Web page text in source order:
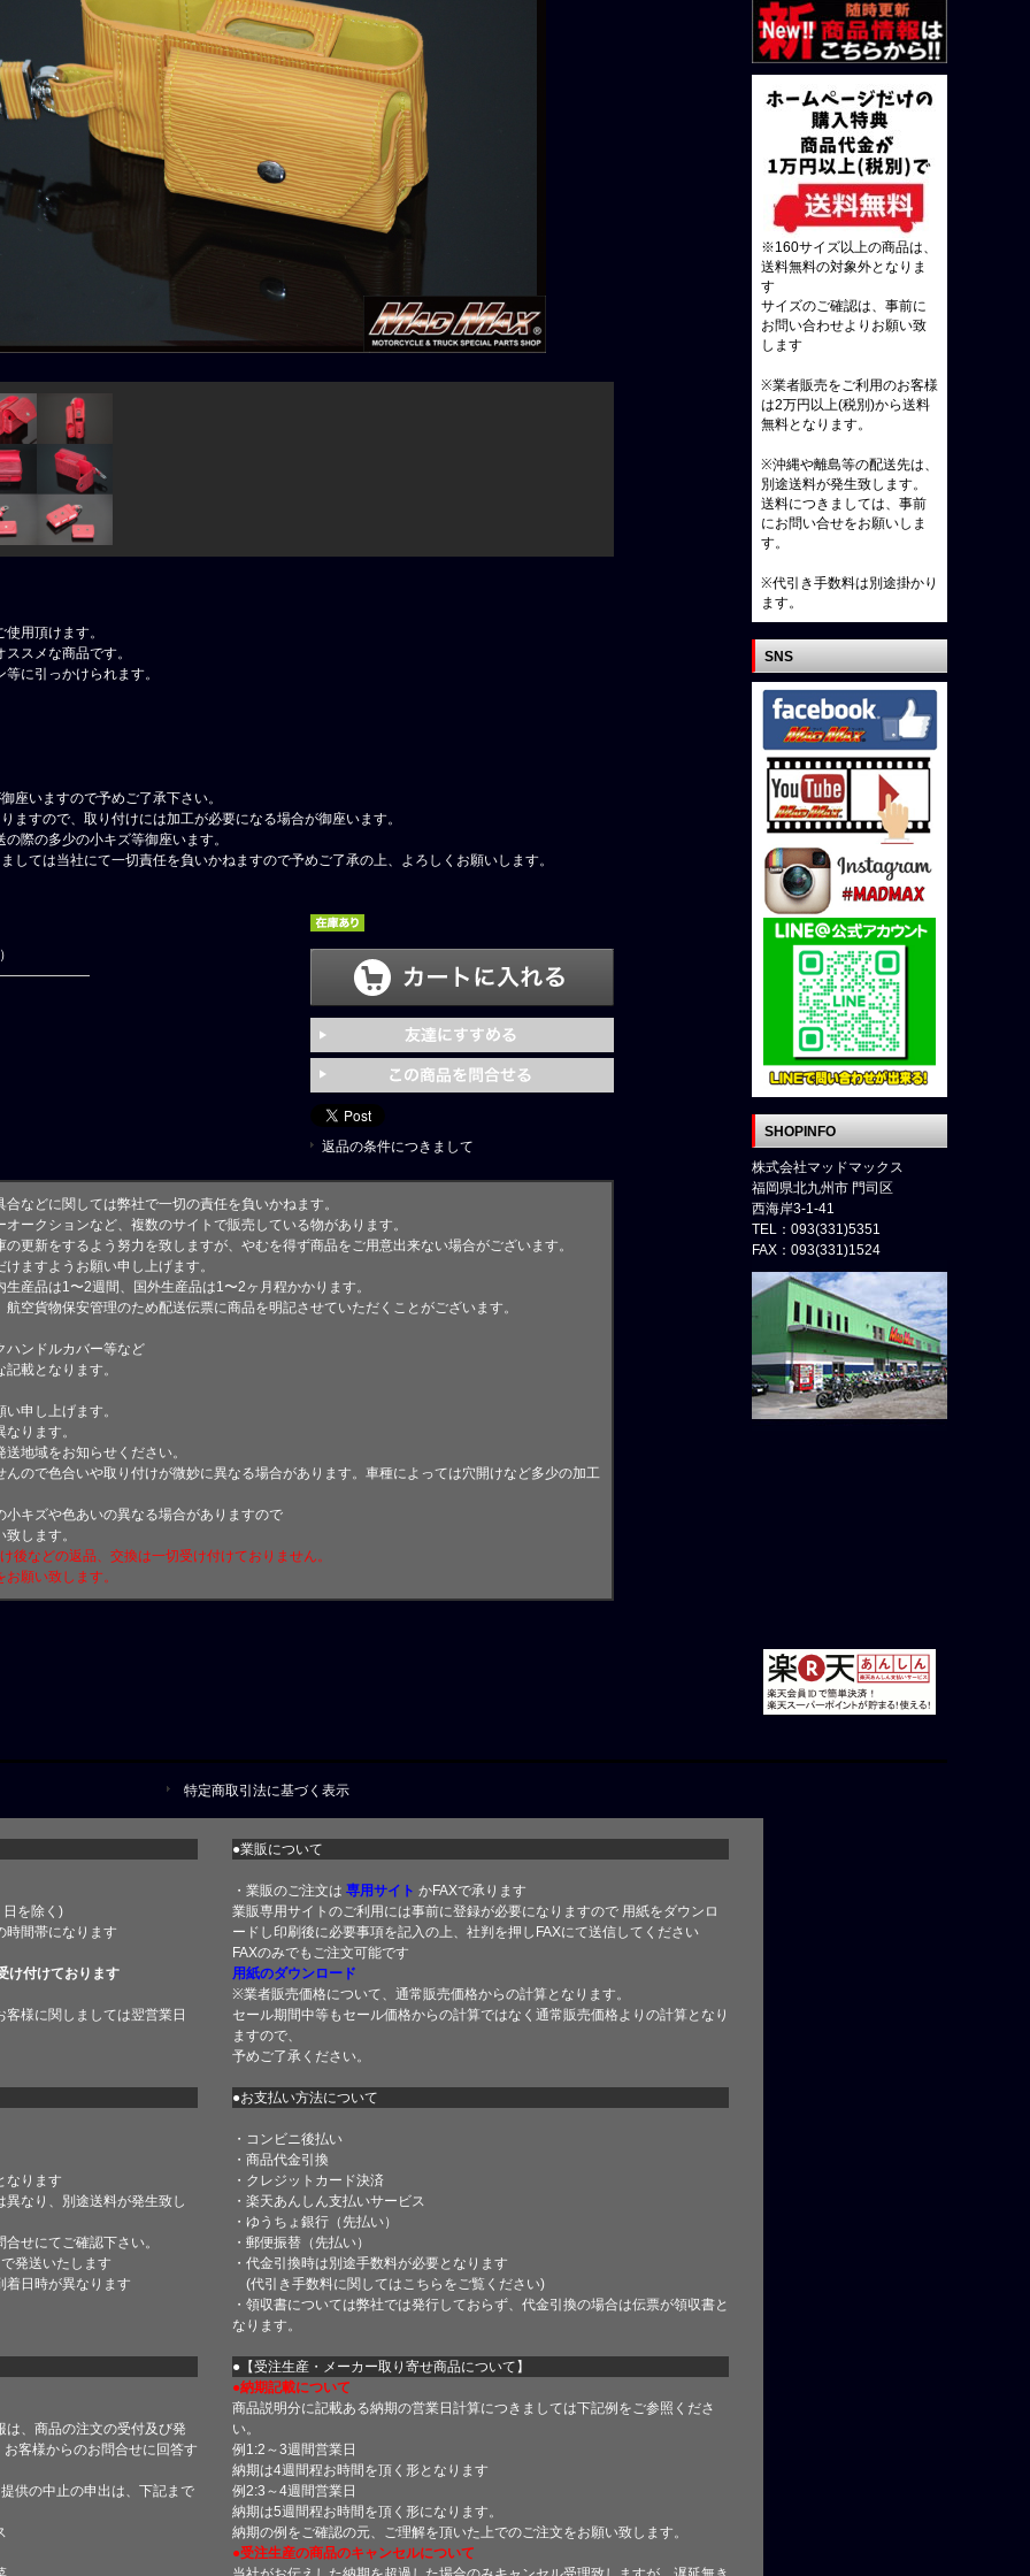
用頂けます。
スメな商品です。
に引っかけられます。
座いますので予めご了承下さい。
ますので、取り付けには加工が必要になる場合が御座います。
際の多少の小キズ等御座います。
しては当社にて一切責任を負いかねますので予めご了承の上、よろしくお願いします。
返品の条件につきまして
などに関しては弊社で一切の責任を負いかねます。
ークションなど、複数のサイトで販売している物があります。
更新をするよう努力を致しますが、やむを得ず商品をご用意出来ない場合がございます。
ますようお願い申し上げます。
産品は1〜2週間、国外生産品は1〜2ヶ月程かかります。
空貨物保安管理のため配送伝票に商品を明記させていただくことがございます。
ハンドルカバー等など
載となります。
申し上げます。
ります。
地域をお知らせください。
ので色合いや取り付けが微妙に異なる場合があります。車種によっては穴開けなど多少の加工
キズや色あいの異なる場合がありますので
します。
後などの返品、交換は一切受け付けておりません。
願い致します。
※160サイズ以上の商品は、
送料無料の対象外となりま
す
サイズのご確認は、事前に
お問い合わせよりお願い致
します
※業者販売をご利用のお客様
は2万円以上(税別)から送料
無料となります。
※沖縄や離島等の配送先は、
別途送料が発生致します。
送料につきましては、事前
にお問い合せをお願いしま
す。
※代引き手数料は別途掛かり
ます。
SNS
SHOPINFO
株式会社マッドマックス
福岡県北九州市 門司区
西海岸3-1-41
TEL：093(331)5351
FAX：093(331)1524
特定商取引法に基づく表示
●業販について
を除く)
時間帯になります
付けております
様に関しましては翌営業日
・業販のご注文は 専用サイト かFAXで承ります
業販専用サイトのご利用には事前に登録が必要になりますので 用紙をダウンロ
ードし印刷後に必要事項を記入の上、社判を押しFAXにて送信してください
FAXのみでもご注文可能です
用紙のダウンロード
※業者販売価格について、通常販売価格からの計算となります。
セール期間中等もセール価格からの計算ではなく通常販売価格よりの計算となり
ますので、
予めご了承ください。
●お支払い方法について
なります
なり、別途送料が発生致し
せにてご確認下さい。
発送いたします
着日時が異なります
・コンビニ後払い
・商品代金引換
・クレジットカード決済
・楽天あんしん支払いサービス
・ゆうちょ銀行（先払い）
・郵便振替（先払い）
・代金引換時は別途手数料が必要となります
(代引き手数料に関してはこちら をご覧ください)
・領収書については弊社では発行しておらず、代金引換の場合は伝票が領収書と
なります。
●【受注生産・メーカー取り寄せ商品について】
、商品の注文の受付及び発
客様からのお問合せに回答す
供の中止の申出は、下記まで
●納期記載について
商品説明分に記載ある納期の営業日計算につきましては下記例をご参照くださ
い。
例1:2～3週間営業日
納期は4週間程お時間を頂く形となります
例2:3～4週間営業日
納期は5週間程お時間を頂く形になります。
納期の例をご確認の元、ご理解を頂いた上でのご注文をお願い致します。
●受注生産の商品のキャンセルについて